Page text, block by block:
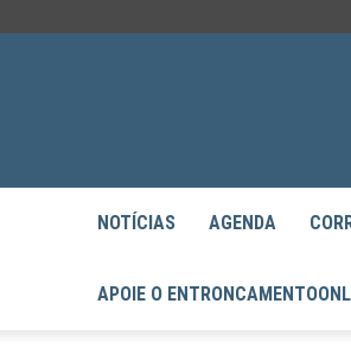
NOTÍCIAS AGENDA
APOIE O